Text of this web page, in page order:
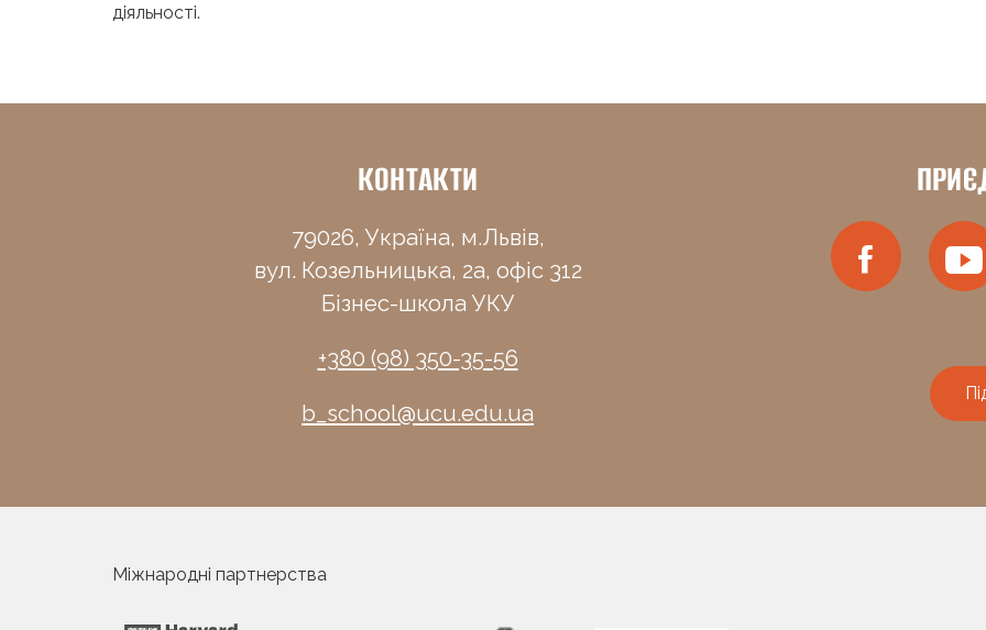
діяльності.
КОНТАКТИ
79026, Україна, м.Львів,
вул. Козельницька, 2а, офіс 312
Бізнес-школа УКУ
+380 (98) 350-35-56
b_school@ucu.edu.ua
Міжнародні партнерства